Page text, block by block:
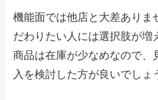
機能面では他店と大差ありま
だわりたい人には選択肢が増
商品は在庫が少なめなので、
入を検討した方が良いでしょ